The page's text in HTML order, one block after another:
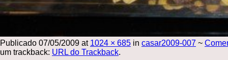
Publicado 07/05/2009 at 1024 × 685 in casar2009-007 ~
um trackback: URL do Trackback.